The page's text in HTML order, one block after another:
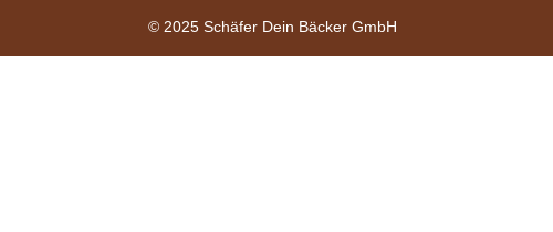
© 2025 Schäfer Dein Bäcker GmbH